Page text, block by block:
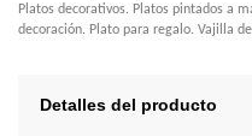
Platos decorativos. Platos pintados a
decoración. Plato para regalo. Vajilla
Detalles del producto